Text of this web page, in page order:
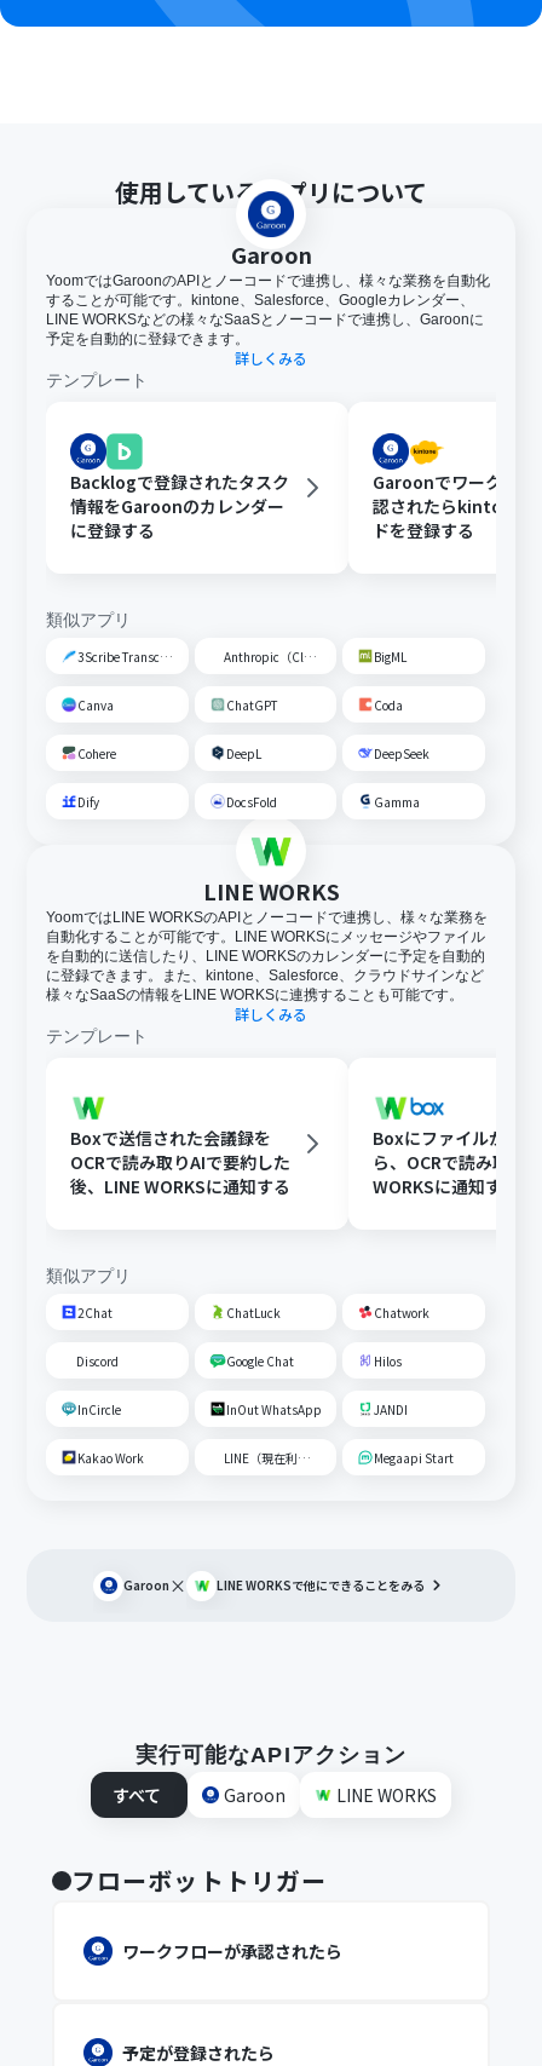
使用しているアプリについて
Garoon
YoomではGaroonのAPIとノーコードで連携し、様々な業務を自動化
することが可能です。kintone、Salesforce、Googleカレンダー、
LINE WORKSなどの様々なSaaSとノーコードで連携し、Garoonに
予定を自動的に登録できます。
詳しくみる
テンプレート
Backlogで登録されたタスク
情報をGaroonのカレンダー
に登録する
Garoonでワークフロ
認されたらkintone
ドを登録する
類似アプリ
3Scribe Transcription Anthropic（Claude） BigML
Canva ChatGPT Coda
Cohere DeepL DeepSeek
Dify DocsFold Gamma
LINE WORKS
YoomではLINE WORKSのAPIとノーコードで連携し、様々な業務を
自動化することが可能です。LINE WORKSにメッセージやファイル
を自動的に送信したり、LINE WORKSのカレンダーに予定を自動的
に登録できます。また、kintone、Salesforce、クラウドサインなど
様々なSaaSの情報をLINE WORKSに連携することも可能です。
詳しくみる
テンプレート
Boxで送信された会議録を
OCRで読み取りAIで要約した
後、LINE WORKSに通知する
Boxにファイルが格
ら、OCRで読み取り
WORKSに通知する
類似アプリ
2Chat ChatLuck Chatwork
Discord Google Chat Hilos
InCircle InOut WhatsApp JANDI
Kakao Work LINE（現在利用不可） Megaapi Start
Garoon × LINE WORKSで他にできることをみる
実行可能なAPIアクション
すべて
Garoon LINE WORKS
フローボットトリガー
ワークフローが承認されたら
予定が登録されたら